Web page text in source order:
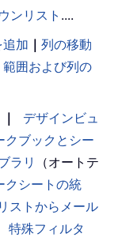
ンリスト ....
加 ｜ 列の移動
範囲および列の
｜
デザインビュ
クブックとシー
ラリ
（オートテ
クシートの統
リストからメール
特殊フィルタ